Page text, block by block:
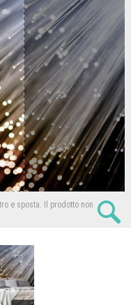
e sposta.
Il prodotto non